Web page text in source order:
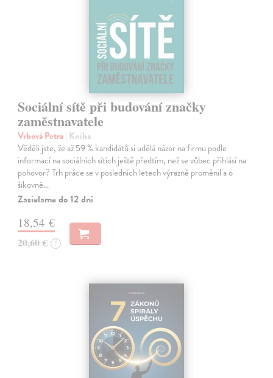
Sociální sítě při budování značky
zaměstnavatele
Vrbová Petra| Kniha
Věděli jste, že až 59 % kandidátů si udělá názor na firmu podle
informací na sociálních sítích ještě předtím, než se vůbec přihlásí na
pohovor? Trh práce se v posledních letech výrazně proměnil a o
šikovné…
Zasielame do 12 dní
18,54 €
20,60 € ?